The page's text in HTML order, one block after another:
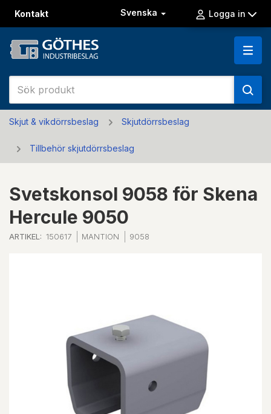
Kontakt Svenska Logga in
Skjut & vikdörrsbeslag Skjutdörrsbeslag
Tillbehör skjutdörrsbeslag
Svetskonsol 9058 för Skena
Hercule 9050
ARTIKEL: 150617 MANTION 9058